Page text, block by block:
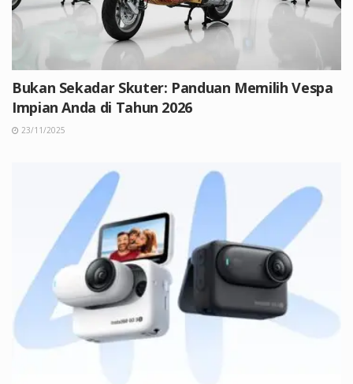
Bukan Sekadar Skuter: Panduan Memilih Vespa
Impian Anda di Tahun 2026
23/11/2025